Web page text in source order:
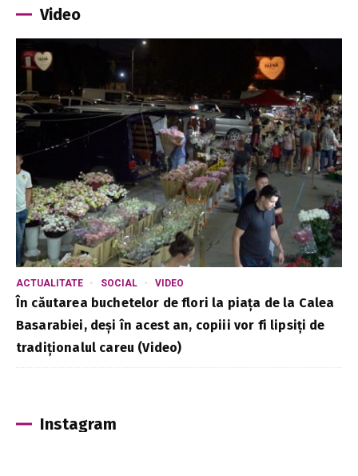
Video
ACTUALITATE SOCIAL VIDEO
În căutarea buchetelor de flori la piața de la Calea
Basarabiei, deși în acest an, copiii vor fi lipsiți de
tradiționalul careu (Video)
Instagram